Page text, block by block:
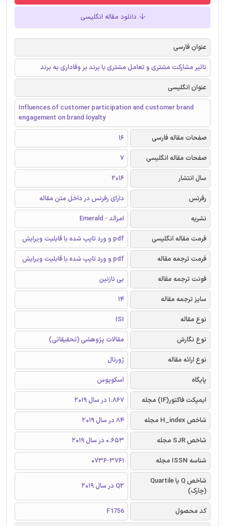
دانلود مقاله انگلیسی
عنوان فارسی
تاثیر مشارکت مشتری و تعامل مشتری با برند بر وفاداری به برند
عنوان انگلیسی
Influences of customer participation and customer brand
engagement on brand loyalty
صفحات مقاله فارسی
16
صفحات مقاله انگلیسی
7
سال انتشار
2016
رفرنس
دارای رفرنس در داخل متن مقاله
نشریه
امرالد - Emerald
فرمت مقاله انگلیسی
pdf و ورد تایپ شده با قابلیت ویرایش
فرمت ترجمه مقاله
pdf و ورد تایپ شده با قابلیت ویرایش
فونت ترجمه مقاله
بی نازنین
سایز ترجمه مقاله
14
نوع مقاله
ISI
نوع نگارش
مقالات پژوهشی (تحقیقاتی)
نوع ارائه مقاله
ژورنال
پایگاه
اسکوپوس
ایمپکت فاکتور(IF) مجله
1.867 در سال 2019
شاخص H_index مجله
84 در سال 2019
شاخص SJR مجله
0.653 در سال 2019
شناسه ISSN مجله
0736-3761
شاخص Q یا Quartile
(چارک)
Q2 در سال 2019
کد محصول
F1756